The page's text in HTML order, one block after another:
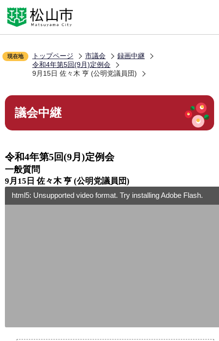
の
ペ
ー
の
す
Language
文字拡大
配色変更
お気に入り
災害・防災
現在地 トップページ 市議会
録画中継
令和4年第5回(9月)定例会
9月15日 佐々木 亨 (公明党議員団)
本
こ
ら
議会中継
令和4年第5回(9月)定例会
一般質問
9月15日 佐々木 亨 (公明党議員団)
html5: Unsupported video format. Try installing Adobe Flash.